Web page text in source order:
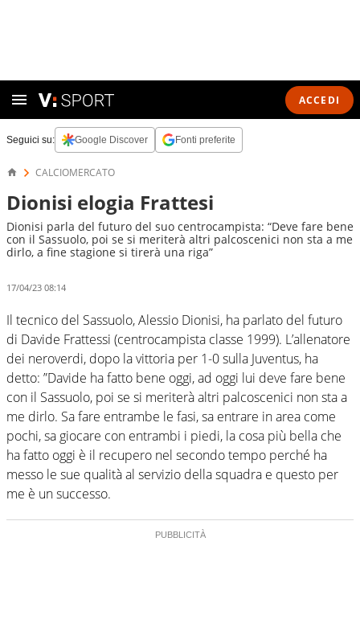
ACCEDI
Seguici su: Google Discover Fonti preferite
CALCIOMERCATO
Dionisi elogia Frattesi
Dionisi parla del futuro del suo centrocampista: “Deve fare bene
con il Sassuolo, poi se si meriterà altri palcoscenici non sta a me
dirlo, a fine stagione si tirerà una riga”
17/04/23 08:14
Il tecnico del Sassuolo, Alessio Dionisi, ha parlato del futuro
di Davide Frattessi (centrocampista classe 1999). L’allenatore
dei neroverdi, dopo la vittoria per 1-0 sulla Juventus, ha
detto: ”Davide ha fatto bene oggi, ad oggi lui deve fare bene
con il Sassuolo, poi se si meriterà altri palcoscenici non sta a
me dirlo. Sa fare entrambe le fasi, sa entrare in area come
pochi, sa giocare con entrambi i piedi, la cosa più bella che
ha fatto oggi è il recupero nel secondo tempo perché ha
messo le sue qualità al servizio della squadra e questo per
me è un successo.